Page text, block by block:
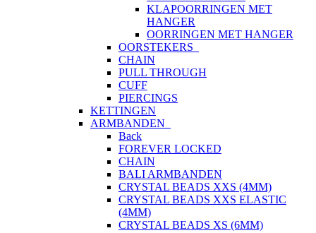
KLAPOORRINGEN MET
HANGER
OORRINGEN MET HANGER
OORSTEKERS
CHAIN
PULL THROUGH
CUFF
PIERCINGS
KETTINGEN
ARMBANDEN
Back
FOREVER LOCKED
CHAIN
BALI ARMBANDEN
CRYSTAL BEADS XXS (4MM)
CRYSTAL BEADS XXS ELASTIC
(4MM)
CRYSTAL BEADS XS (6MM)